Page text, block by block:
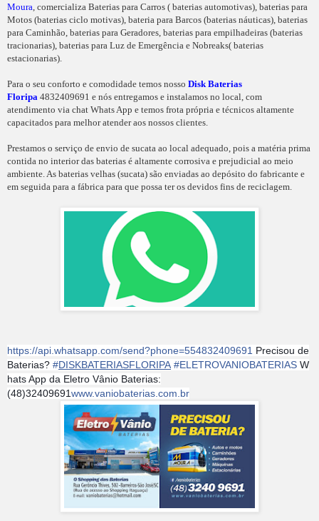
Moura , comercializa Baterias para Carros ( baterias automotivas), baterias para
Motos (baterias ciclo motivas), bateria para Barcos (baterias náuticas), baterias
para Caminhão, baterias para Geradores, baterias para empilhadeiras (baterias
tracionarias), baterias para Luz de Emergência e Nobreaks( baterias
estacionarias).
Para o seu conforto e comodidade temos nosso Disk Baterias
Floripa 4832409691 e nós entregamos e instalamos no local, com
atendimento via chat Whats App e temos frota própria e técnicos altamente
capacitados para melhor atender aos nossos clientes.
Prestamos o serviço de envio de sucata ao local adequado, pois a matéria prima
contida no interior das baterias é altamente corrosiva e prejudicial ao meio
ambiente. As baterias velhas (sucata) são enviadas ao depósito do fabricante e
em seguida para a fábrica para que possa ter os devidos fins de reciclagem.
https://api.whatsapp.com/send?phone=554832409691 Precisou de
Baterias? #DISKBATERIASFLORIPA #ELETROVANIOBATERIAS W
hats App da Eletro Vânio Baterias:
(48)32409691www.vaniobaterias.com.br